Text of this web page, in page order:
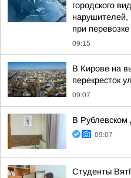
городского
нарушителей,
при
09:15
В Кирове на
перекресток
09:07
В Рублевском
09:07
Студенты